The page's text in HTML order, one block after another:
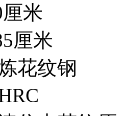
米
厘米
花纹钢